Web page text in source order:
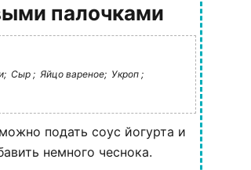
палочками
Сыр ; Яйцо вареное; Укроп ;
подать соус йогурта и
немного чеснока.